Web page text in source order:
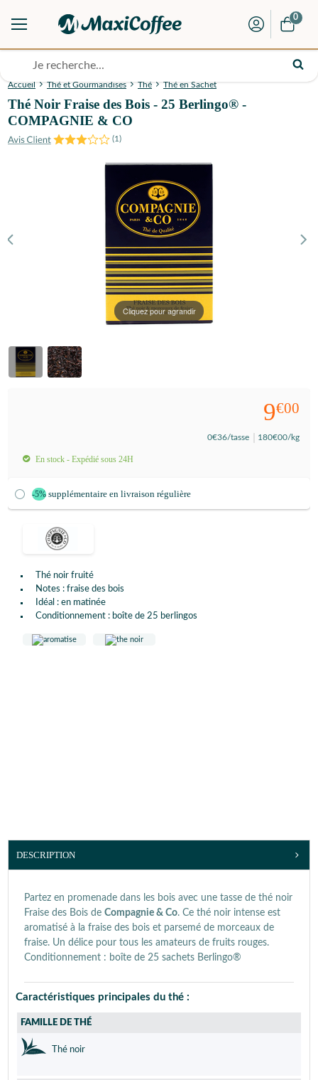
0
Accueil Thé et Gourmandises Thé Thé en Sachet
Thé Noir Fraise des Bois - 25 Berlingo® -
COMPAGNIE & CO
(1)
Cliquez pour agrandir
Thé noir fruité
Notes : fraise des bois
Idéal : en matinée
Conditionnement : boîte de 25 berlingos
9€00
0€36/tasse 180€00/kg
En stock - Expédié sous 24H
-5% supplémentaire en livraison régulière
DESCRIPTION
Partez en promenade dans les bois avec une tasse de thé noir
Fraise des Bois de Compagnie & Co. Ce thé noir intense est
aromatisé à la fraise des bois et parsemé de morceaux de
fraise. Un délice pour tous les amateurs de fruits rouges.
Conditionnement : boîte de 25 sachets Berlingo®
Caractéristiques principales du thé :
FAMILLE DE THÉ
Thé noir